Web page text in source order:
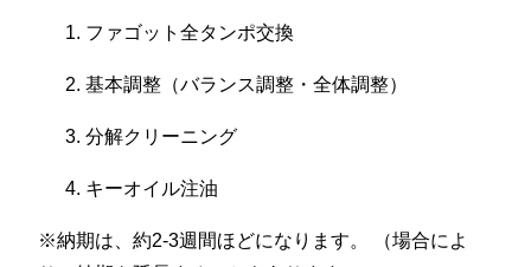
ファゴット全タンポ交換
基本調整（バランス調整・全体調整）
分解クリーニング
キーオイル注油
※納期は、約2-3週間ほどになります。 （場合によ